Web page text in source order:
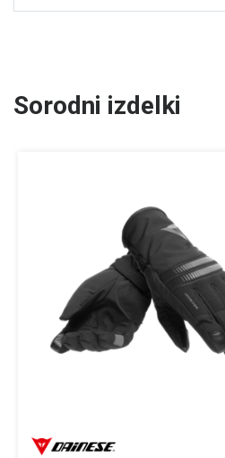
Sorodni izdelki